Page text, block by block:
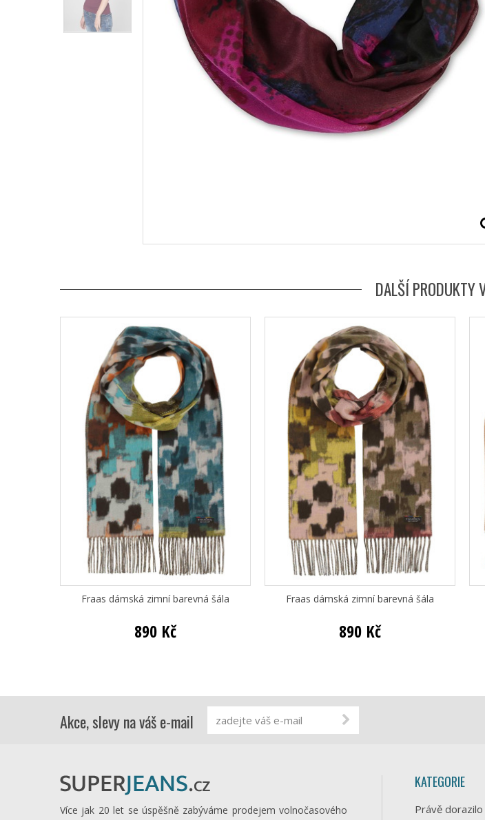
DALŠÍ PRODUKTY
Fraas dámská zimní barevná šála
890 Kč
Fraas dámská zimní barevná šála
890 Kč
Akce, slevy na váš e-mail
Více jak 20 let se úspěšně zabýváme prodejem volnočasového
KATEGORIE
Právě dorazilo